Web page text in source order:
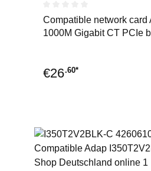
Durchschnittliche
Compatible network card
1000M Gigabit CT PCIe
€26.60*